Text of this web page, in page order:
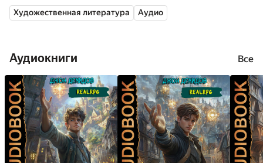
Художественная литература Аудио
Аудиокниги Все